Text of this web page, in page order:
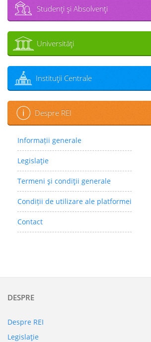
Studenţi şi Absolvenţi
Universităţi
Instituţii Centrale
Despre REI
Informații generale
Legislaţie
Termeni şi condiţii generale
Condiții de utilizare ale platformei
Contact
DESPRE
Despre REI
Legislaţie